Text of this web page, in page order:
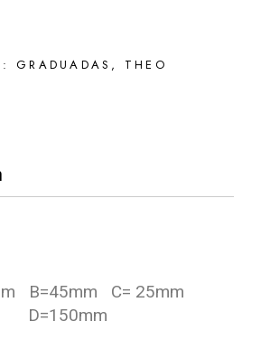
GRADUADAS , THEO
B=45mm C= 25mm
D=150mm